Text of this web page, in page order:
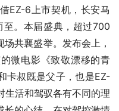
EZ-6上市契机，长安马
。本届盛典，超过700
共襄盛举。发布会上，
微电影《致敬漂移的青
卡叔既是父子，也是EZ-
活和驾驭各有不同的理